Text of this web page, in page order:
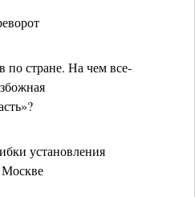
по стране. На чем все-
установления
Москве